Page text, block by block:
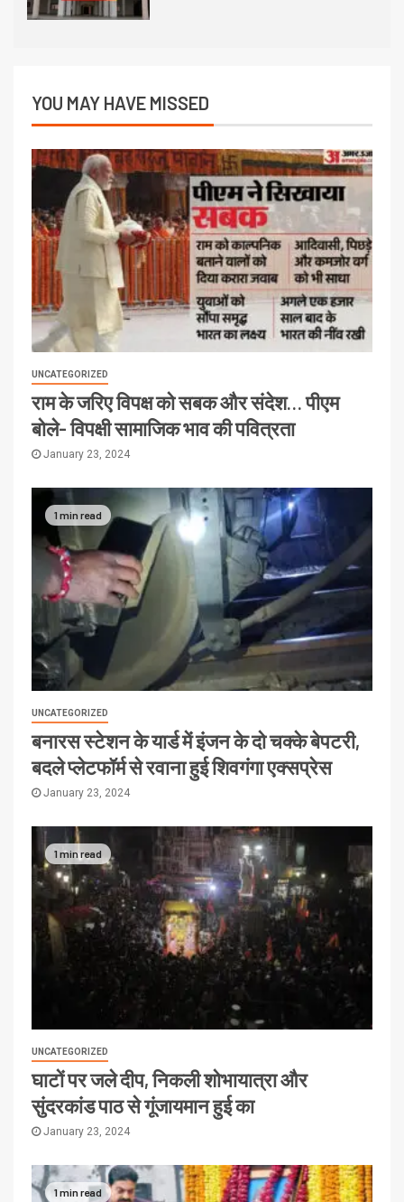
YOU MAY HAVE MISSED
UNCATEGORIZED
राम के जरिए विपक्ष को सबक और संदेश… पीएम
बोले- विपक्षी सामाजिक भाव की पवित्रता
January 23, 2024
1 min read
UNCATEGORIZED
बनारस स्टेशन के यार्ड में इंजन के दो चक्के बेपटरी,
बदले प्लेटफॉर्म से रवाना हुई शिवगंगा एक्सप्रेस
January 23, 2024
1 min read
UNCATEGORIZED
घाटों पर जले दीप, निकली शोभायात्रा और
सुंदरकांड पाठ से गूंजायमान हुई का
January 23, 2024
1 min read